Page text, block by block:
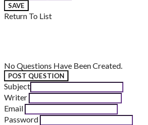
SAVE
Return To List
No Questions Have Been Created.
POST QUESTION
Subject
Writer
Email
Password